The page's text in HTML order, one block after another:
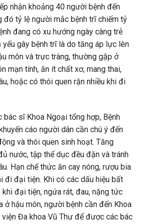
nhận khoảng 40 người bệnh đến
đó tỷ lệ người mắc bệnh trĩ chiếm tỷ
đang có xu hướng ngày càng trẻ
yếu gây bệnh trĩ là do tăng áp lực lên
môn và trực tràng, thường gặp ở
mạn tính, ăn ít chất xơ, mang thai,
hoặc có thói quen rặn nhiều khi đi
bác sĩ Khoa Ngoại tổng hợp, Bệnh
cáo người dân cần chú ý đến
và thói quen sinh hoạt. Tăng
nước, tập thể dục đều đặn và tránh
Hạn chế thức ăn cay nóng, rượu bia
đi đại tiện. Khi có các dấu hiệu bất
đại tiện, ngứa rát, đau, nặng tức
ở hậu môn, người bệnh cần đến Khoa
viện Đa khoa Vũ Thư để được các bác